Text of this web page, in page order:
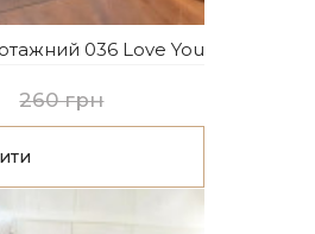
036 Love You
260 грн